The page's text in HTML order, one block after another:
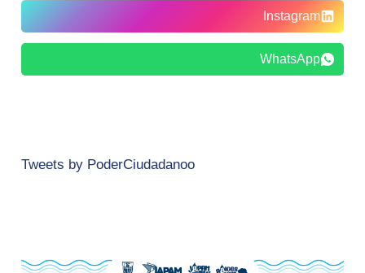
Instagram
WhatsApp
Tweets by PoderCiudadanoo